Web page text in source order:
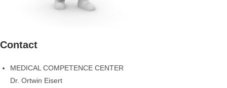
Contact
MEDICAL COMPETENCE CENTER
Dr. Ortwin Eisert